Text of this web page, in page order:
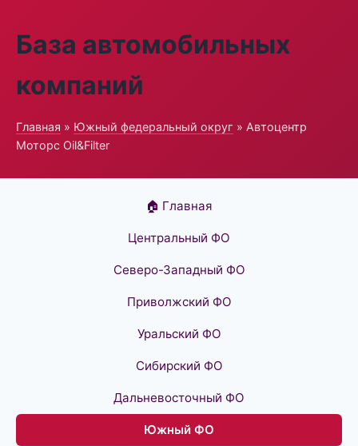
База автомобильных
компаний
Главная » Южный федеральный округ » Автоцентр
Моторс Oil&Filter
🏠 Главная
Центральный ФО
Северо-Западный ФО
Приволжский ФО
Уральский ФО
Сибирский ФО
Дальневосточный ФО
Южный ФО